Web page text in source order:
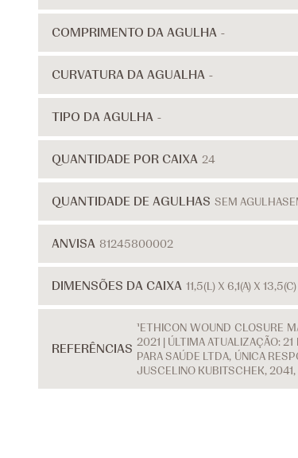
COMPRIMENTO DA AGULHA -
CURVATURA DA AGUALHA -
TIPO DA AGULHA -
QUANTIDADE POR CAIXA 24
QUANTIDADE DE AGULHAS SEM AGULHA
ANVISA 81245800002
DIMENSÕES DA CAIXA 11,5(L) X 6,1(A) X
REFERÊNCIAS
¹ETHICON WOUND CLOSURE
2021 | ÚLTIMA ATUALIZAÇÃO:
PARA SAÚDE LTDA, ÚNICA
JUSCELINO KUBITSCHEK,